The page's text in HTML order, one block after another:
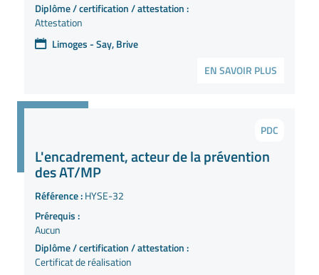
Diplôme / certification / attestation :
Attestation
Limoges - Say, Brive
EN SAVOIR PLUS
PDC
L'encadrement, acteur de la prévention
des AT/MP
Référence :HYSE-32
Prérequis :
Aucun
Diplôme / certification / attestation :
Certificat de réalisation